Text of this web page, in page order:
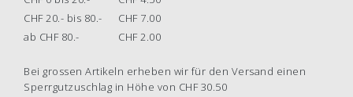
CHF 20.- bis 80.-
CHF 7.00
ab CHF 80.-
CHF 2.00
Bei grossen Artikeln erheben wir für den Versand einen
Sperrgutzuschlag in Höhe von CHF 30.50